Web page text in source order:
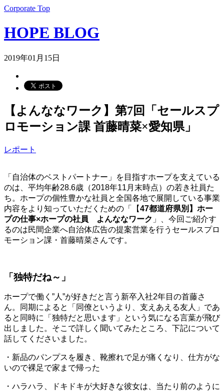
Corporate Top
HOPE BLOG
2019年01月15日
【よんななワーク】第7回「セールスプ
ロモーション課 首藤晴菜×愛知県」
レポート
「自治体のベストパートナー」を目指すホープを支えている
のは、平均年齢28.6歳（2018年11月末時点）の若き社員た
ち。ホープの個性豊かな社員と全国各地で展開している事業
内容をより知っていただくための「【47都道府県別】ホー
プの仕事×ホープの社員 よんななワーク 」、今回ご紹介す
るのは民間企業へ自治体広告の提案営業を行うセールスプロ
モーション課・首藤晴菜さんです。
「独特だね～」
ホープで働く”人”が好きだと言う新卒入社2年目の首藤さ
ん。同期によると「同僚というより、支えあえる友人」であ
ると同時に「独特だと思います」という気になる言葉が飛び
出しました。そこで詳しく聞いてみたところ、下記について
話してくださいました。
・新品のパンプスを履き、靴擦れで足が痛くなり、仕方がな
いので裸足で家まで帰った
・ハラハラ、ドキドキが大好きな彼女は、当たり前のように